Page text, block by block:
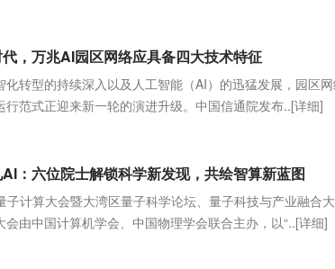
，万兆AI园区网络应具备四大技术特征
化转型的持续深入以及人工智能（AI）的迅猛发展，园区
行范式正迎来新一轮的演进升级。中国信通院发布..[详细]
：六位院士解锁科学新发现，共绘智算新蓝图
子计算大会暨大湾区量子科学论坛、量子科技与产业融合
会由中国计算机学会、中国物理学会联合主办，以“..[详细]